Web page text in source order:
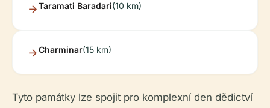
Taramati Baradari(10 km)
Charminar(15 km)
Tyto památky lze spojit pro komplexní den dědictví